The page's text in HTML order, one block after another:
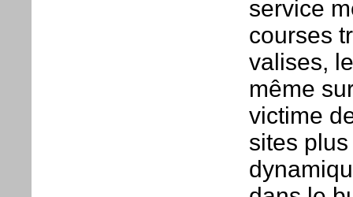
service
courses
valises,
même
victime
sites